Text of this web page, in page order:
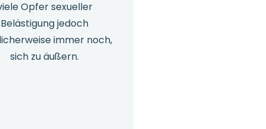
Opfer sexueller
Belästigung jedoch
immer noch,
sich zu äußern.